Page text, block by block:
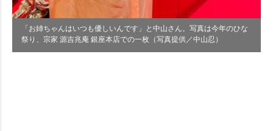
「お姉ちゃんはいつも優しいんです」と中山さん。写真は今年のひな
祭り、宗家 源吉兆庵 銀座本店での一枚（写真提供／中山忍）